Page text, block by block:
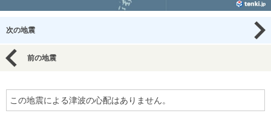
次の地震
前の地震
この地震による津波の心配はありません。